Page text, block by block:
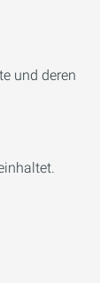
und deren